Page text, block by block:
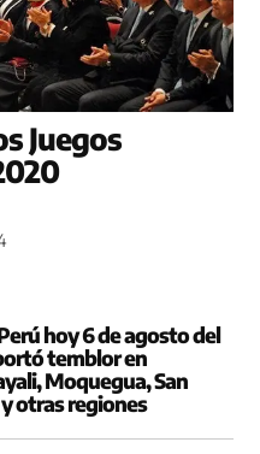
Juegos
hoy 6 de agosto del
temblor en
Moquegua, San
otras regiones